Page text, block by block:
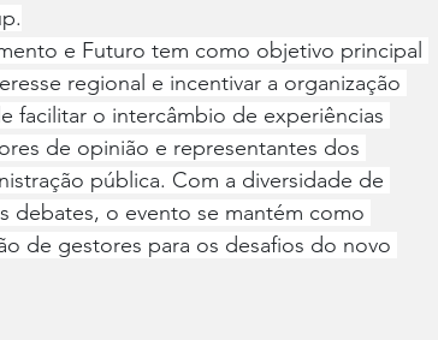
e Futuro tem como objetivo principal
regional e incentivar a organização
facilitar o intercâmbio de experiências
de opinião e representantes dos
pública. Com a diversidade de
debates, o evento se mantém como
de gestores para os desafios do novo